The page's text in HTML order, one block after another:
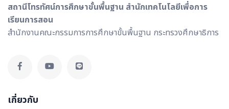
สถานีโทรทัศน์การศึกษาขั้นพื้นฐาน สำนักเทคโนโลยีเพื่อการ
เรียนการสอน
สำนักงานคณะกรรมการการศึกษาขั้นพื้นฐาน กระทรวงศึกษาธิการ
เกี่ยวกับ